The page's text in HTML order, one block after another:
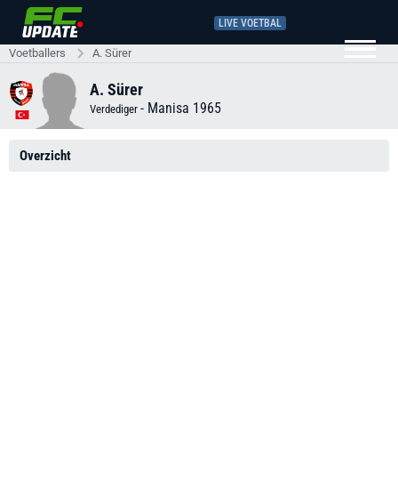
LIVE VOETBAL
Voetballers A. Sürer
A. Sürer
Verdediger - Manisa 1965
Overzicht